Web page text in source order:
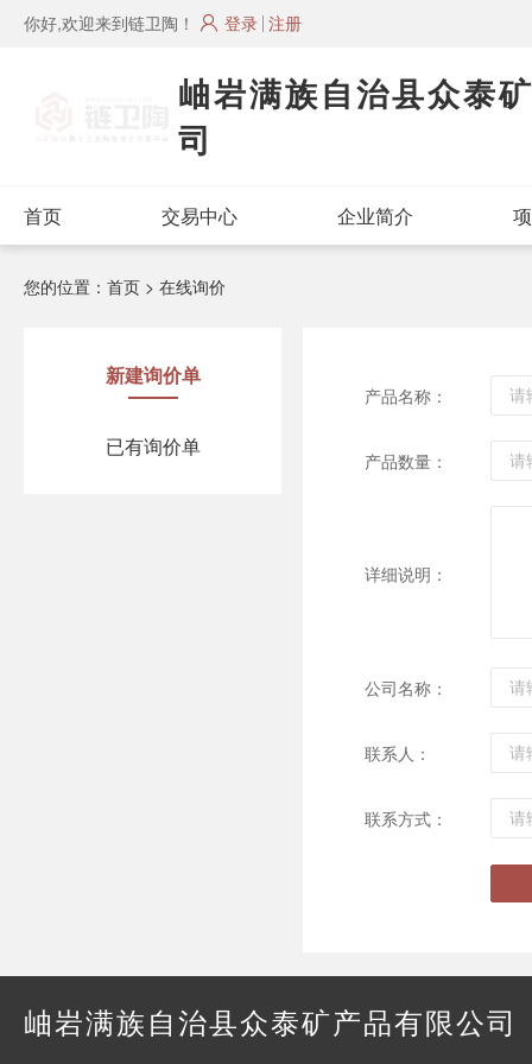
你好,欢迎来到链卫陶！ 登录 注册
岫岩满族自治县众泰
司
首页 交易中心 企业简介
您的位置： 首页 > 在线询价
新建询价单
已有询价单
产品名称：
产品数量：
详细说明：
公司名称：
联系人：
联系方式：
岫岩满族自治县众泰矿产品有限公司